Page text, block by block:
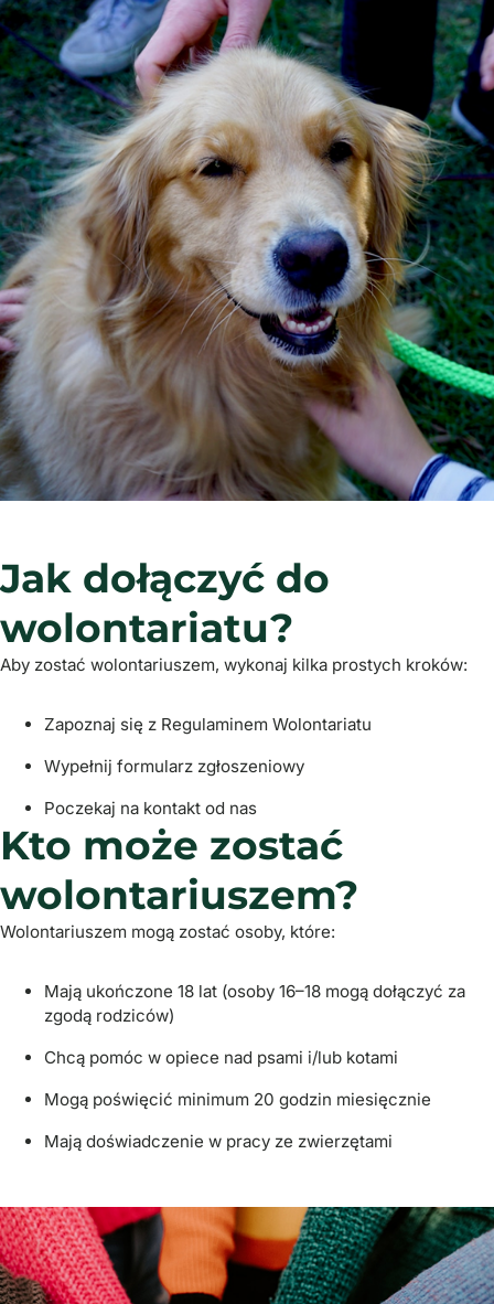
Jak dołączyć do
wolontariatu?
Aby zostać wolontariuszem, wykonaj kilka prostych kroków:
Zapoznaj się z Regulaminem Wolontariatu
Wypełnij formularz zgłoszeniowy
Poczekaj na kontakt od nas
Kto może zostać
wolontariuszem?
Wolontariuszem mogą zostać osoby, które:
Mają ukończone 18 lat (osoby 16–18 mogą dołączyć za
zgodą rodziców)
Chcą pomóc w opiece nad psami i/lub kotami
Mogą poświęcić minimum 20 godzin miesięcznie
Mają doświadczenie w pracy ze zwierzętami